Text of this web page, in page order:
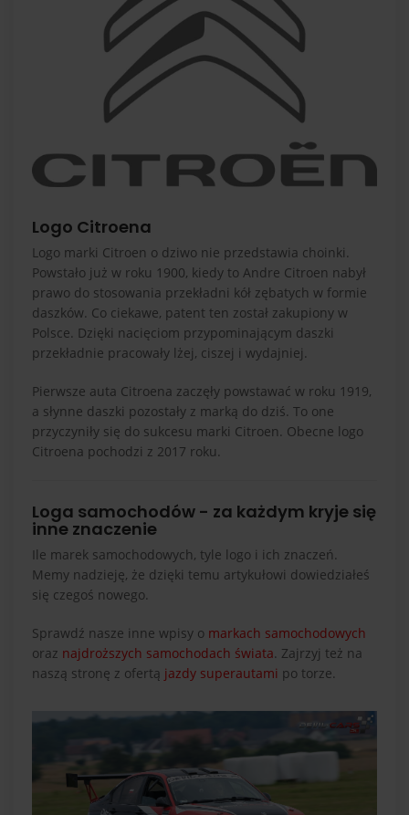
Logo Citroena
Logo marki Citroen o dziwo nie przedstawia choinki.
Powstało już w roku 1900, kiedy to Andre Citroen nabył
prawo do stosowania przekładni kół zębatych w formie
daszków. Co ciekawe, patent ten został zakupiony w
Polsce. Dzięki nacięciom przypominającym daszki
przekładnie pracowały lżej, ciszej i wydajniej.
Pierwsze auta Citroena zaczęły powstawać w roku 1919,
a słynne daszki pozostały z marką do dziś. To one
przyczyniły się do sukcesu marki Citroen. Obecne logo
Citroena pochodzi z 2017 roku.
Loga samochodów - za każdym kryje się
inne znaczenie
Ile marek samochodowych, tyle logo i ich znaczeń.
Memy nadzieję, że dzięki temu artykułowi dowiedziałeś
się czegoś nowego.
Sprawdź nasze inne wpisy o markach samochodowych
oraz najdroższych samochodach świata. Zajrzyj też na
naszą stronę z ofertą jazdy superautami po torze.